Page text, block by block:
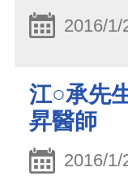
2016/1/
江○承先
昇醫師
2016/1/